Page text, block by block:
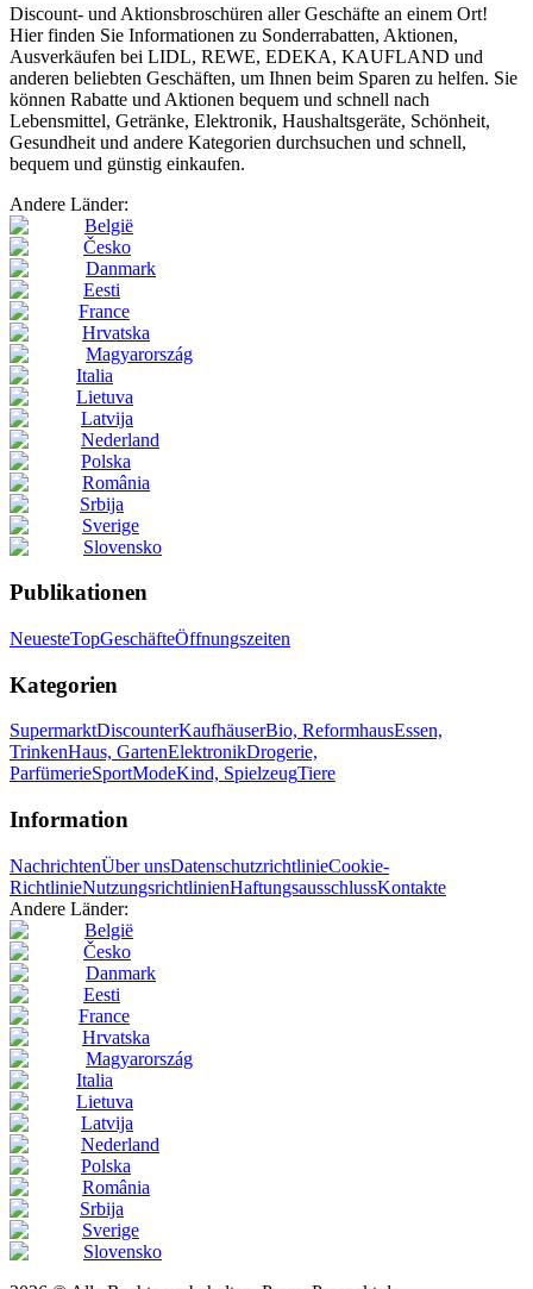
Discount- und Aktionsbroschüren aller Geschäfte an einem Ort!
Hier finden Sie Informationen zu Sonderrabatten, Aktionen,
Ausverkäufen bei LIDL, REWE, EDEKA, KAUFLAND und
anderen beliebten Geschäften, um Ihnen beim Sparen zu helfen. Sie
können Rabatte und Aktionen bequem und schnell nach
Lebensmittel, Getränke, Elektronik, Haushaltsgeräte, Schönheit,
Gesundheit und andere Kategorien durchsuchen und schnell,
bequem und günstig einkaufen.
Andere Länder:
België
Česko
Danmark
Eesti
France
Hrvatska
Magyarország
Italia
Lietuva
Latvija
Nederland
Polska
România
Srbija
Sverige
Slovensko
Publikationen
NeuesteTopGeschäfteÖffnungszeiten
Kategorien
SupermarktDiscounterKaufhäuserBio, ReformhausEssen,
TrinkenHaus, GartenElektronikDrogerie,
ParfümerieSportModeKind, SpielzeugTiere
Information
NachrichtenÜber unsDatenschutzrichtlinieCookie-
RichtlinieNutzungsrichtlinienHaftungsausschlussKontakte
Andere Länder:
België
Česko
Danmark
Eesti
France
Hrvatska
Magyarország
Italia
Lietuva
Latvija
Nederland
Polska
România
Srbija
Sverige
Slovensko